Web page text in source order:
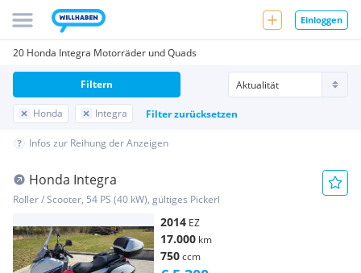
Einloggen
20 Honda Integra Motorräder und Quads
Honda Integra Filter zurücksetzen
Filtern
Infos zur Reihung der Anzeigen
Honda Integra
Roller / Scooter, 54 PS (40 kW), gültiges Pickerl
2014 EZ
17.000 km
750ccm